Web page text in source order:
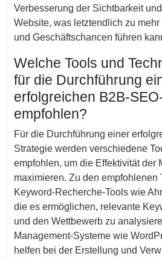
Verbesserung der Sichtbarkeit
Website, was letztendlich zu
und Geschäftschancen führen
Welche Tools und
für die Durchführung
erfolgreichen B2B-
empfohlen?
Für die Durchführung einer
Strategie werden verschiedene
empfohlen, um die Effektivität der
maximieren. Zu den empfohlenen
Keyword-Recherche-Tools wie
die es ermöglichen, relevante
und den Wettbewerb zu
Management-Systeme wie
helfen bei der Erstellung und